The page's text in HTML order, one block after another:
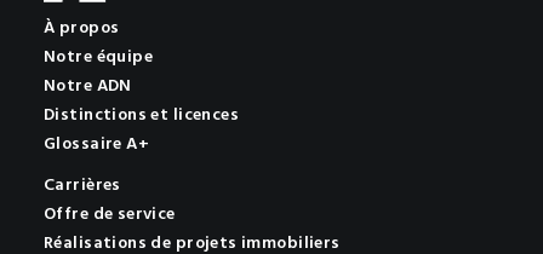
À propos
Notre équipe
Notre ADN
Distinctions et licences
Glossaire A+
Carrières
Offre de service
Réalisations de projets immobiliers